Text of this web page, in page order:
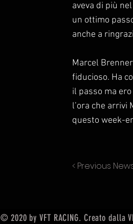
aveva di più
un ottimo
anche a
Marcel
fiducioso. Ha
il passo ma
l’ora che arrivi
questo week-
< Previous
© 2020 by VFT RACING. Creato dalla